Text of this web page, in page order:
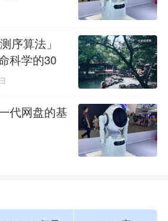
序算法」
科学的30
代网盘的基